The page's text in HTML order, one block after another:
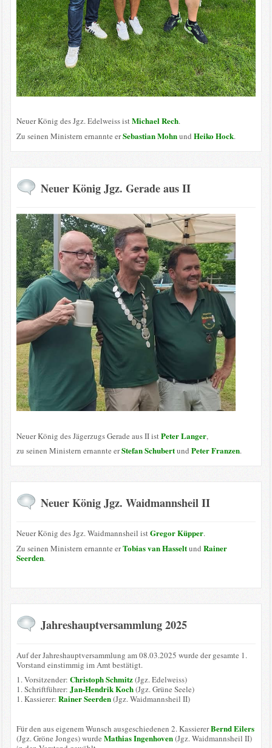
Neuer König des Jgz. Edelweiss istMichael Rech.
Zu seinen Ministern ernannte erSebastian Mohnund Heiko Hock.
Neuer König Jgz. Gerade aus II
Neuer König des Jägerzugs Gerade aus II istPeter Langer,
zu seinen Ministern ernannte erStefan Schubertund Peter Franzen.
Neuer König Jgz. Waidmannsheil II
Neuer König des Jgz. Waidmannsheil istGregor Küpper.
Zu seinen Ministern ernannte erTobias van Hasseltund Rainer
Seerden.
Jahreshauptversammlung 2025
Auf der Jahreshauptversammlung am 08.03.2025 wurde der gesamte 1.
Vorstand einstimmig im Amt bestätigt.
1. Vorsitzender: Christoph Schmitz(Jgz. Edelweiss)
1. Schriftführer: Jan-Hendrik Koch(Jgz. Grüne Seele)
1. Kassierer: Rainer Seerden(Jgz. Waidmannsheil II)
Für den aus eigenem Wunsch ausgeschiedenen 2. KassiererBernd Eilers
(Jgz. Gröne Jonges) wurde Mathias Ingenhoven(Jgz. Waidmannsheil II)